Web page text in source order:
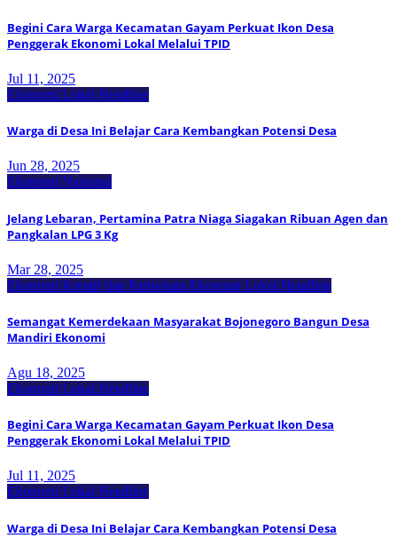
Begini Cara Warga Kecamatan Gayam Perkuat Ikon Desa
Penggerak Ekonomi Lokal Melalui TPID
Jul 11, 2025
Ekonomi Lokal Headline
Warga di Desa Ini Belajar Cara Kembangkan Potensi Desa
Jun 28, 2025
Ekonomi Nasional
Jelang Lebaran, Pertamina Patra Niaga Siagakan Ribuan Agen dan
Pangkalan LPG 3 Kg
Mar 28, 2025
Ekonomi Kreatif dan Pariwisata Ekonomi Lokal Headline
Semangat Kemerdekaan Masyarakat Bojonegoro Bangun Desa
Mandiri Ekonomi
Agu 18, 2025
Ekonomi Lokal Headline
Begini Cara Warga Kecamatan Gayam Perkuat Ikon Desa
Penggerak Ekonomi Lokal Melalui TPID
Jul 11, 2025
Ekonomi Lokal Headline
Warga di Desa Ini Belajar Cara Kembangkan Potensi Desa